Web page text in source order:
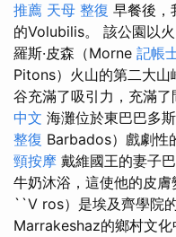
推薦 天母 整復 早餐後，
的Volubilis。 該公園以
羅斯·皮森（Morne 記帳
Pitons）火山的第二大山
谷充滿了吸引力，充滿了
中文 海灘位於東巴巴多
整復 Barbados）戲劇性
頸按摩 戴維國王的妻子
牛奶沐浴，這使他的皮
``V ros）是埃及齊學院
Marrakeshaz的鄉村文化